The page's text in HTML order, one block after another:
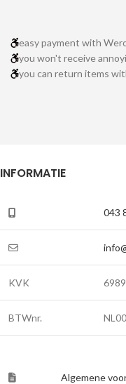
easy payment with
you won't receive
you can return items
INFORMATIE
043
KVK
BTWnr.
Algemene